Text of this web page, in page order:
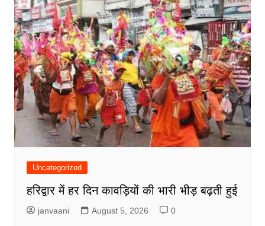
Uncategorized
हरिद्वार में हर दिन कावड़ियों की भारी भीड़ बढ़ती हुई
janvaani August 5, 2026 0